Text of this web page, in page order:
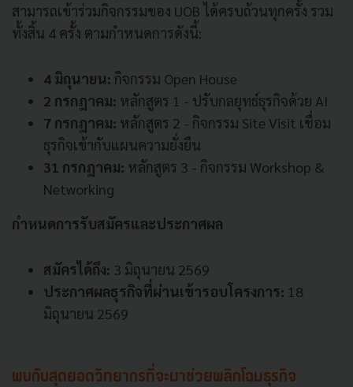
สามารถเข้าร่วมกิจกรรมของ UOB ได้ครบถ้วนทุกครั้ง รวม
ทั้งสิ้น 4 ครั้ง ตามกำหนดการดังนี้:
4 มิถุนายน: กิจกรรม Open House
2 กรกฎาคม: หลักสูตร 1 - ปรับกลยุทธ์ธุรกิจด้วย AI
7 กรกฎาคม: หลักสูตร 2 - กิจกรรม Site Visit เชื่อม
ธุรกิจเข้ากับแผนความยั่งยืน
31 กรกฎาคม: หลักสูตร 3 - กิจกรรม Workshop &
Networking
กำหนดการรับสมัครและประกาศผล
สมัครได้ถึง: 3 มิถุนายน 2569
ประกาศผลธุรกิจที่ผ่านเข้ารอบโครงการ: 18
มิถุนายน 2569
พบกับสุดยอดวิทยากรที่จะมาช่วยพลิกโฉมธุรกิจ